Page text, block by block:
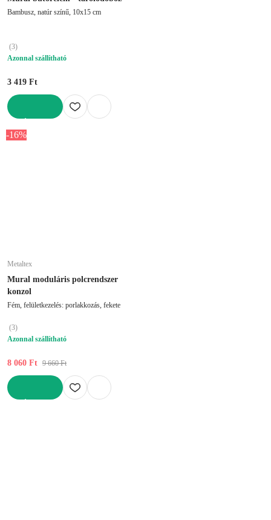
Bambusz, natúr színű, 10x15 cm
(3)
Azonnal szállítható
3 419 Ft
-16%
Metaltex
Mural moduláris polcrendszer
konzol
Fém, felületkezelés: porlakkozás, fekete
(3)
Azonnal szállítható
8 060 Ft 9 660 Ft